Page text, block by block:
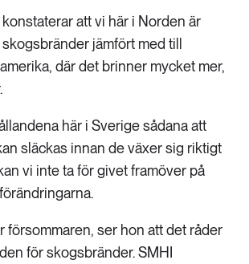
att vi här i Norden är
jämfört med till
där det brinner mycket mer,
här i Sverige sådana att
släckas innan de växer sig riktigt
vi inte ta för givet framöver på
försommaren, ser hon att det råder
för skogsbränder. SMHI